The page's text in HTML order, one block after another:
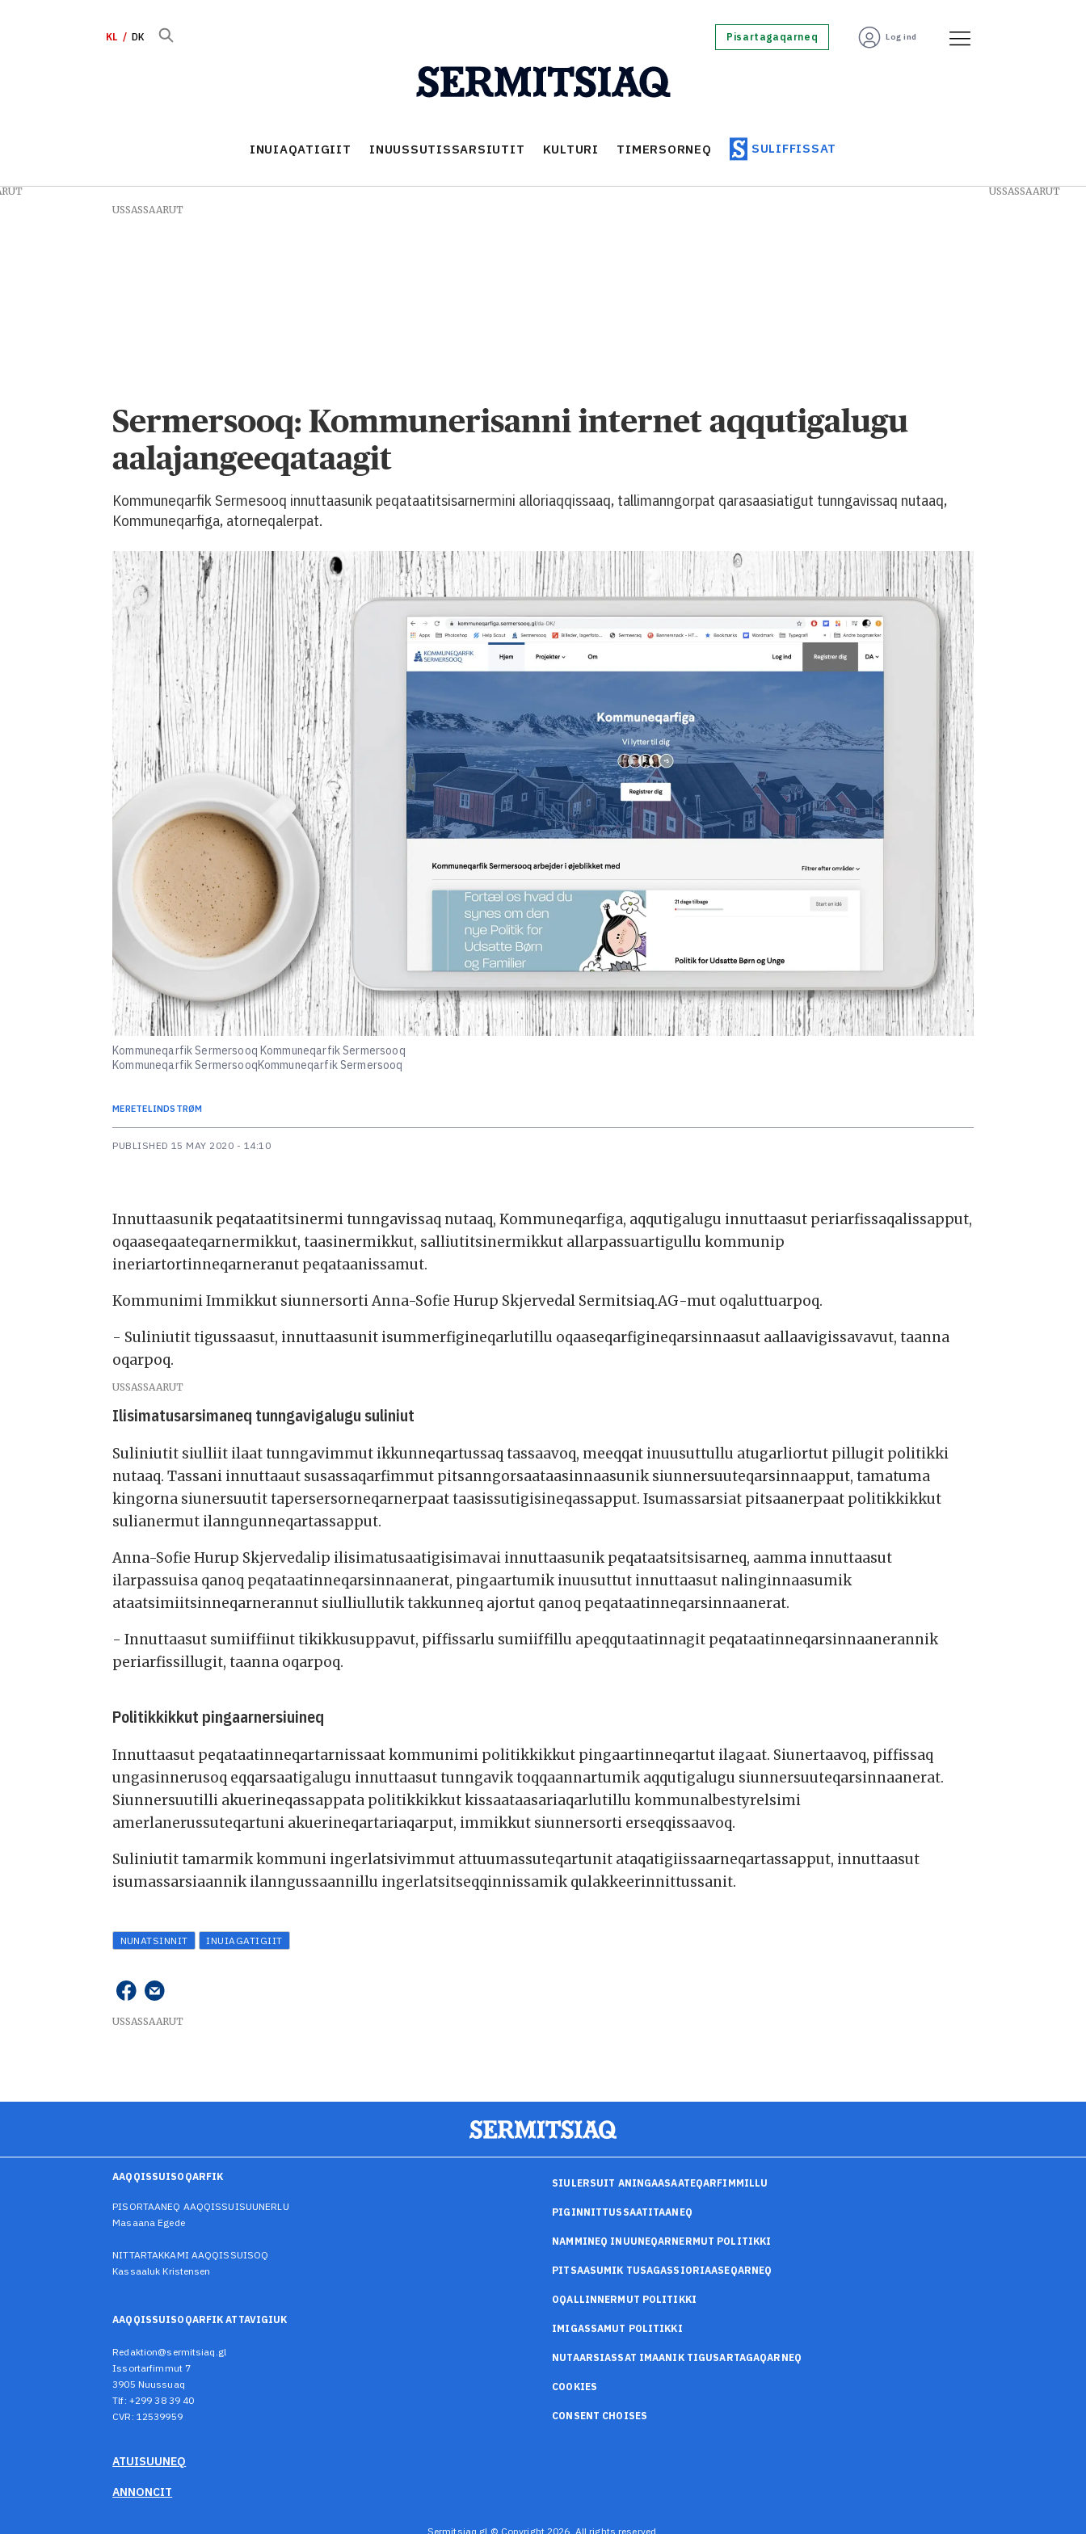
KL DK Pisartagaqarneq Log ind
INUIAQATIGIIT INUUSSUTISSARSIUTIT KULTURI TIMERSORNEQ SULIFFISSAT
USSASSAARUT
Sermersooq: Kommunerisanni internet aqqutigalugu
aalajangeeqataagit
Kommuneqarfik Sermesooq innuttaasunik peqataatitsisarnermini alloriaqqissaaq, tallimanngorpat qarasaasiatigut tunngavissaq nutaaq,
Kommuneqarfiga, atorneqalerpat.
Kommuneqarfik Sermersooq Kommuneqarfik Sermersooq
Kommuneqarfik SermersooqKommuneqarfik Sermersooq
MERETELINDSTRØM
PUBLISHED 15 MAY 2020 - 14:10
Innuttaasunik peqataatitsinermi tunngavissaq nutaaq, Kommuneqarfiga, aqqutigalugu innuttaasut periarfissaqalissapput,
oqaaseqaateqarnermikkut, taasinermikkut, salliutitsinermikkut allarpassuartigullu kommunip
ineriartortinneqarneranut peqataanissamut.
Kommunimi Immikkut siunnersorti Anna-Sofie Hurup Skjervedal Sermitsiaq.AG-mut oqaluttuarpoq.
- Suliniutit tigussaasut, innuttaasunit isummerfigineqarlutillu oqaaseqarfigineqarsinnaasut aallaavigissavavut, taanna
oqarpoq.
USSASSAARUT
Ilisimatusarsimaneq tunngavigalugu suliniut
Suliniutit siulliit ilaat tunngavimmut ikkunneqartussaq tassaavoq, meeqqat inuusuttullu atugarliortut pillugit politikki
nutaaq. Tassani innuttaaut susassaqarfimmut pitsanngorsaataasinnaasunik siunnersuuteqarsinnaapput, tamatuma
kingorna siunersuutit tapersersorneqarnerpaat taasissutigisineqassapput. Isumassarsiat pitsaanerpaat politikkikkut
sulianermut ilanngunneqartassapput.
Anna-Sofie Hurup Skjervedalip ilisimatusaatigisimavai innuttaasunik peqataatsitsisarneq, aamma innuttaasut
ilarpassuisa qanoq peqataatinneqarsinnaanerat, pingaartumik inuusuttut innuttaasut nalinginnaasumik
ataatsimiitsinneqarnerannut siulliullutik takkunneq ajortut qanoq peqataatinneqarsinnaanerat.
- Innuttaasut sumiiffiinut tikikkusuppavut, piffissarlu sumiiffillu apeqqutaatinnagit peqataatinneqarsinnaanerannik
periarfissillugit, taanna oqarpoq.
Politikkikkut pingaarnersiuineq
Innuttaasut peqataatinneqartarnissaat kommunimi politikkikkut pingaartinneqartut ilagaat. Siunertaavoq, piffissaq
ungasinnerusoq eqqarsaatigalugu innuttaasut tunngavik toqqaannartumik aqqutigalugu siunnersuuteqarsinnaanerat.
Siunnersuutilli akuerineqassappata politikkikkut kissaataasariaqarlutillu kommunalbestyrelsimi
amerlanerussuteqartuni akuerineqartariaqarput, immikkut siunnersorti erseqqissaavoq.
Suliniutit tamarmik kommuni ingerlatsivimmut attuumassuteqartunit ataqatigiissaarneqartassapput, innuttaasut
isumassarsiaannik ilanngussaannillu ingerlatsitseqqinnissamik qulakkeerinnittussanit.
NUNATSINNIT INUIAGATIGIIT
USSASSAARUT
USSASSAARUT
AAQQISSUISOQARFIK
PISORTAANEQ AAQQISSUISUUNERLU
Masaana Egede
NITTARTAKKAMI AAQQISSUISOQ
Kassaaluk Kristensen
AAQQISSUISOQARFIK ATTAVIGIUK
Redaktion@sermitsiaq.gl
Issortarfimmut 7
3905 Nuussuaq
Tlf: +299 38 39 40
CVR: 12539959
SIULERSUIT ANINGAASAATEQARFIMMILLU
PIGINNITTUSSAATITAANEQ
NAMMINEQ INUUNEQARNERMUT POLITIKKI
PITSAASUMIK TUSAGASSIORIAASEQARNEQ
OQALLINNERMUT POLITIKKI
IMIGASSAMUT POLITIKKI
NUTAARSIASSAT IMAANIK TIGUSARTAGAQARNEQ
COOKIES
CONSENT CHOISES
ATUISUUNEQ
ANNONCIT
Sermitsiaq.gl © Copyright 2026. All rights reserved.